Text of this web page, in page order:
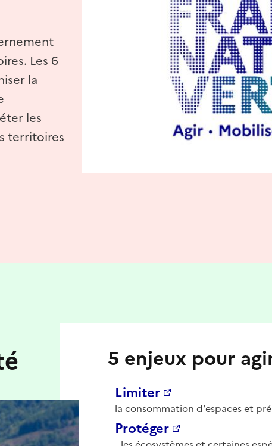
Les 6
la
les
territoires
5 enjeux pour
Limiter
la consommation d'espaces et
Protéger